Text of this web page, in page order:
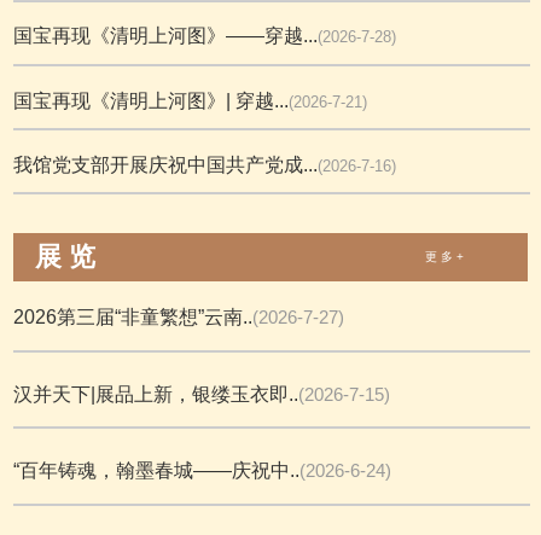
国宝再现《清明上河图》——穿越...(2026-7-28)
国宝再现《清明上河图》| 穿越...(2026-7-21)
我馆党支部开展庆祝中国共产党成...(2026-7-16)
展 览 更 多 +
2026第三届“非童繁想”云南..(2026-7-27)
汉并天下|展品上新，银缕玉衣即..(2026-7-15)
“百年铸魂，翰墨春城——庆祝中..(2026-6-24)